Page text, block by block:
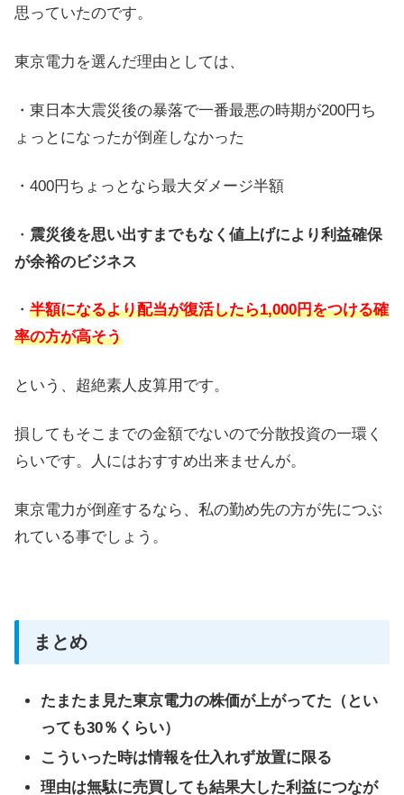
思っていたのです。
東京電力を選んだ理由としては、
・東日本大震災後の暴落で一番最悪の時期が200円ち
ょっとになったが倒産しなかった
・400円ちょっとなら最大ダメージ半額
・ 震災後を思い出すまでもなく値上げにより利益確保
が余裕のビジネス
・ 半額になるより配当が復活したら1,000円をつける確
率の方が高そう
という、超絶素人皮算用です。
損してもそこまでの金額でないので分散投資の一環く
らいです。人にはおすすめ出来ませんが。
東京電力が倒産するなら、私の勤め先の方が先につぶ
れている事でしょう。
まとめ
たまたま見た東京電力の株価が上がってた（とい
っても30％くらい）
こういった時は情報を仕入れず放置に限る
理由は無駄に売買しても結果大した利益につなが